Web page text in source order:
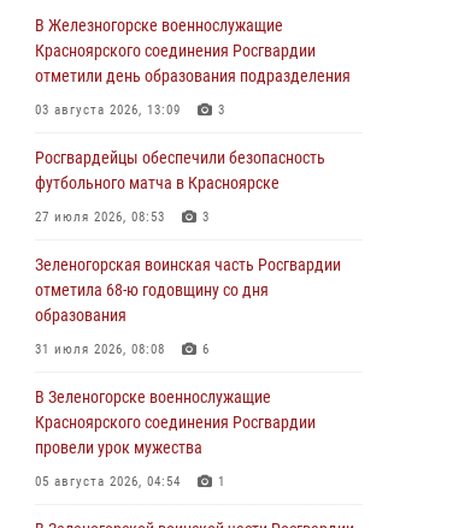
В Красноярске взрывотехники
спецподразделения Росгвардии уничтожили
артиллерийский снаряд
05 августа 2026, 04:52 1
В Красноярске сотрудники
вневедомственной охраны Росгвардии
задержали подозреваемого в серии краж из
04 августа 2026, 09:57
Сотрудники Росгвардии обеспечили
общественный порядок во время
Дудинке
04 августа 2026, 08:36 1
В Красноярске сотрудники Росгвардии
супермаркета
В Железногорске военнослужащие
Красноярского соединения Росгвардии
отметили день образования подразделения
03 августа 2026, 13:09 3
Росгвардейцы обеспечили безопасность
футбольного матча в Красноярске
27 июля 2026, 08:53 3
Зеленогорская воинская часть Росгвардии
отметила 68-ю годовщину со дня
образования
31 июля 2026, 08:08 6
В Зеленогорске военнослужащие
Красноярского соединения Росгвардии
провели урок мужества
05 августа 2026, 04:54 1